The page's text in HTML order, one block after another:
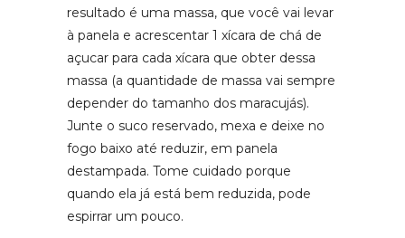
resultado é uma massa, que você vai levar
à panela e acrescentar 1 xícara de chá de
açucar para cada xícara que obter dessa
massa (a quantidade de massa vai sempre
depender do tamanho dos maracujás).
Junte o suco reservado, mexa e deixe no
fogo baixo até reduzir, em panela
destampada. Tome cuidado porque
quando ela já está bem reduzida, pode
espirrar um pouco.